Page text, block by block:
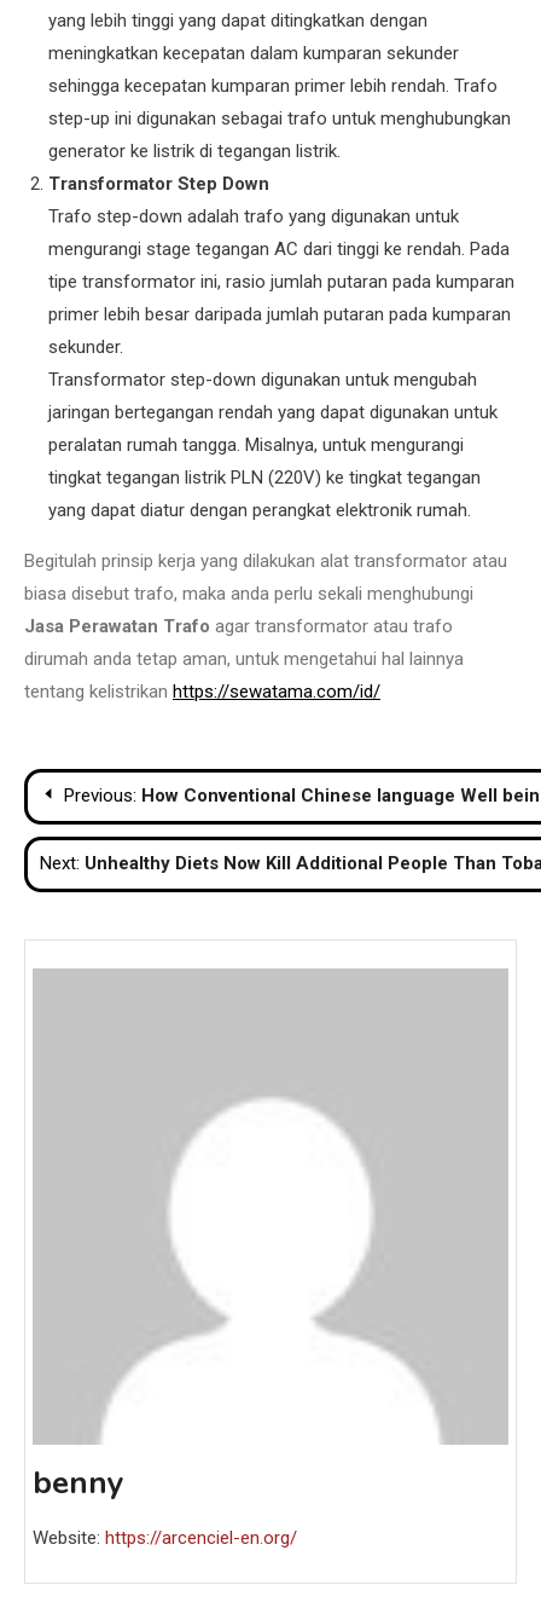
yang lebih tinggi yang dapat ditingkatkan dengan
meningkatkan kecepatan dalam kumparan sekunder
sehingga kecepatan kumparan primer lebih rendah. Trafo
step-up ini digunakan sebagai trafo untuk menghubungkan
generator ke listrik di tegangan listrik.
Transformator Step Down
Trafo step-down adalah trafo yang digunakan untuk
mengurangi stage tegangan AC dari tinggi ke rendah. Pada
tipe transformator ini, rasio jumlah putaran pada kumparan
primer lebih besar daripada jumlah putaran pada kumparan
sekunder.
Transformator step-down digunakan untuk mengubah
jaringan bertegangan rendah yang dapat digunakan untuk
peralatan rumah tangga. Misalnya, untuk mengurangi
tingkat tegangan listrik PLN (220V) ke tingkat tegangan
yang dapat diatur dengan perangkat elektronik rumah.
Begitulah prinsip kerja yang dilakukan alat transformator atau
biasa disebut trafo, maka anda perlu sekali menghubungi
Jasa Perawatan Trafo agar transformator atau trafo
dirumah anda tetap aman, untuk mengetahui hal lainnya
tentang kelistrikan https://sewatama.com/id/
Post
navigation
Previous: How Conventional Chinese language Well
Next: Unhealthy Diets Now Kill Additional People Than
benny
Website: https://arcenciel-en.org/